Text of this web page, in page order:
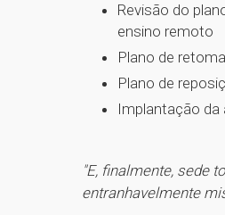
Revisão do
ensino remoto
Plano de
Plano de
Implantação da
"E, finalmente, sede
entranhavelmente